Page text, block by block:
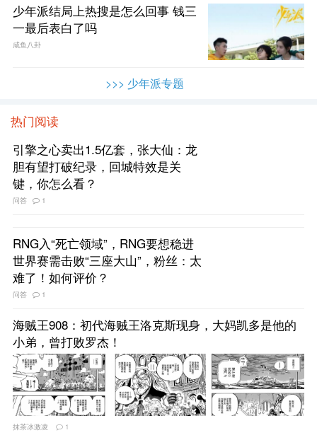
少年派结局上热搜是怎么回事 钱三
一最后表白了吗
咸鱼八卦
>>> 少年派专题
热门阅读
引擎之心卖出1.5亿套，张大仙：龙
胆有望打破纪录，回城特效是关
键，你怎么看？
问答 1
RNG入“死亡领域”，RNG要想稳进
世界赛需击败“三座大山”，粉丝：太
难了！如何评价？
问答 1
海贼王908：初代海贼王洛克斯现身，大妈凯多是他的
小弟，曾打败罗杰！
抹茶冰激凌 1